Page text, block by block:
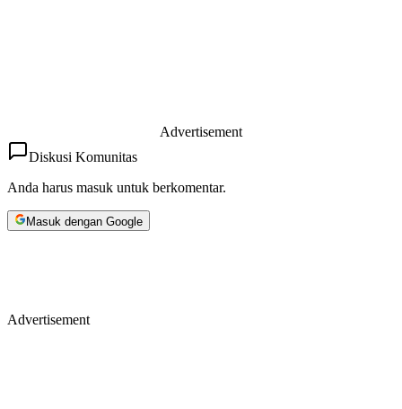
Advertisement
Diskusi Komunitas
Anda harus masuk untuk berkomentar.
Masuk dengan Google
Advertisement